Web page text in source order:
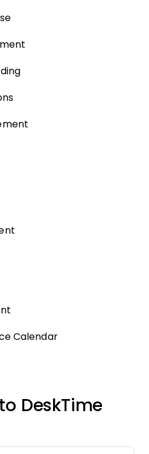
Calendar
DeskTime